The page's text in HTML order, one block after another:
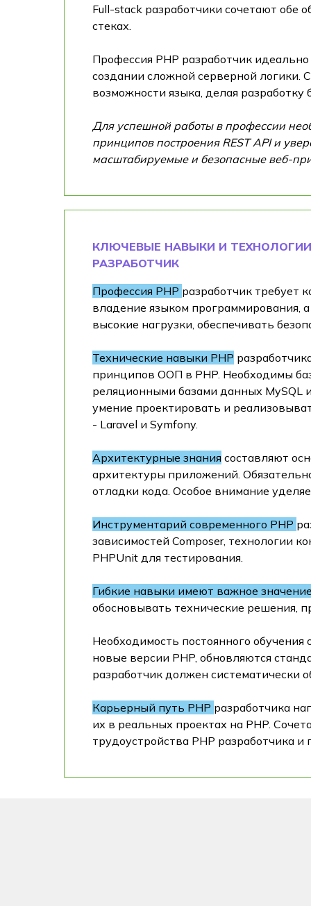
Full-stack разработчики сочетают обе
стеках.
Профессия PHP разработчик
создании сложной серверной логики.
возможности языка, делая
Для успешной работы в профессии
принципов построения REST API и
масштабируемые и безопасные веб-
КЛЮЧЕВЫЕ НАВЫКИ И
РАЗРАБОТЧИК
Профессия PHP разработчик требует
владение языком программирования,
высокие нагрузки, обеспечивать
Технические навыки PHP
принципов ООП в PHP. Необходимы
реляционными базами данных MySQL
умение проектировать и
- Laravel и Symfony.
Архитектурные знания составляют
архитектуры приложений.
отладки кода. Особое внимание
Инструментарий современного PHP
зависимостей Composer, технологии
PHPUnit для тестирования.
Гибкие навыки имеют важное
обосновывать технические решения,
Необходимость постоянного
новые версии PHP, обновляются
разработчик должен систематически
Карьерный путь PHP разработчика
их в реальных проектах на PHP.
трудоустройства PHP разработчика